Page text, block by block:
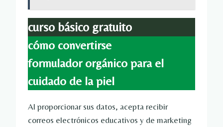
curso básico gratuito
cómo convertirse
formulador orgánico para el
cuidado de la piel
Al proporcionar sus datos, acepta recibir
correos electrónicos educativos y de marketing